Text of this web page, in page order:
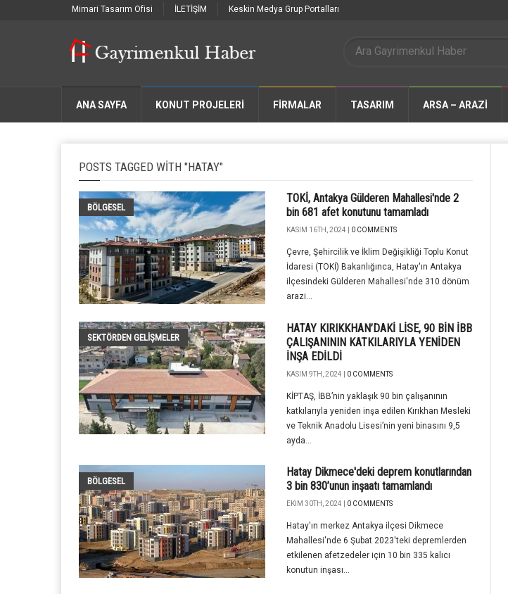
Mimari Tasarım Ofisi İLETİŞİM Keskin Medya Grup Portalları
ANA SAYFA KONUT PROJELERİ FIRMALAR TASARIM ARSA – ARAZİ
POSTS TAGGED WITH "HATAY"
BÖLGESEL
TOKİ, Antakya Gülderen Mahallesi'nde 2
bin 681 afet konutunu tamamladı
KASIM 16TH, 2024 | 0 COMMENTS
Çevre, Şehircilik ve İklim Değişikliği Toplu Konut
İdaresi (TOKİ) Bakanlığınca, Hatay'ın Antakya
ilçesindeki Gülderen Mahallesi'nde 310 dönüm
arazi...
SEKTÖRDEN GELIŞMELER
HATAY KIRIKKHAN’DAKİ LİSE, 90 BİN İBB
ÇALIŞANININ KATKILARIYLA YENİDEN
İNŞA EDİLDİ
KASIM 9TH, 2024 | 0 COMMENTS
KİPTAŞ, İBB’nin yaklaşık 90 bin çalışanının
katkılarıyla yeniden inşa edilen Kırıkhan Mesleki
ve Teknik Anadolu Lisesi’nin yeni binasını 9,5
ayda...
BÖLGESEL
Hatay Dikmece'deki deprem konutlarından
3 bin 830’unun inşaatı tamamlandı
EKIM 30TH, 2024 | 0 COMMENTS
Hatay'ın merkez Antakya ilçesi Dikmece
Mahallesi'nde 6 Şubat 2023'teki depremlerden
etkilenen afetzedeler için 10 bin 335 kalıcı
konutun inşası...